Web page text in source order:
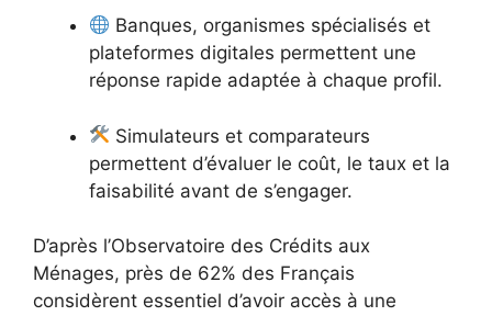
Banques, organismes spécialisés et
plateformes digitales permettent une
réponse rapide adaptée à chaque profil.
Simulateurs et comparateurs
permettent d’évaluer le coût, le taux et la
faisabilité avant de s’engager.
D’après l’Observatoire des Crédits aux
Ménages, près de 62% des Français
considèrent essentiel d’avoir accès à une